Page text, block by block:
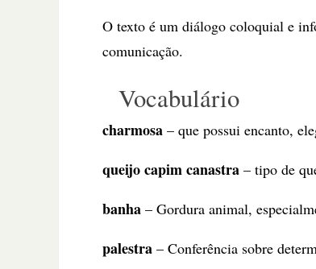
O texto é um diálogo coloquial e
comunicação.
Vocabulário
charmosa – que possui encanto,
queijo capim canastra – tipo de
banha – Gordura animal,
palestra – Conferência sobre